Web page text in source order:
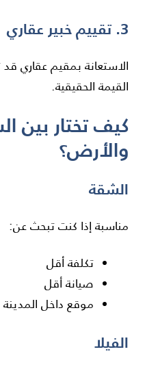
3. تقييم خبير عقاري
الاستعانة بمقيم عقاري
القيمة الحقيقية.
كيف تختار بين
والأرض؟
الشقة
مناسبة إذا كنت تبحث عن:
تكلفة أقل
صيانة أقل
موقع داخل المدينة
الفيلا